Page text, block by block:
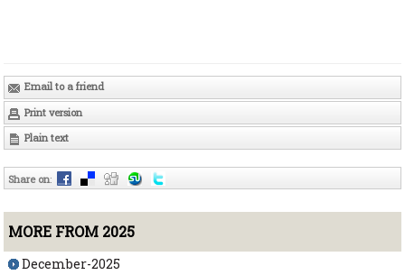
Email to a friend
Print version
Plain text
Share on:
MORE FROM 2025
December-2025